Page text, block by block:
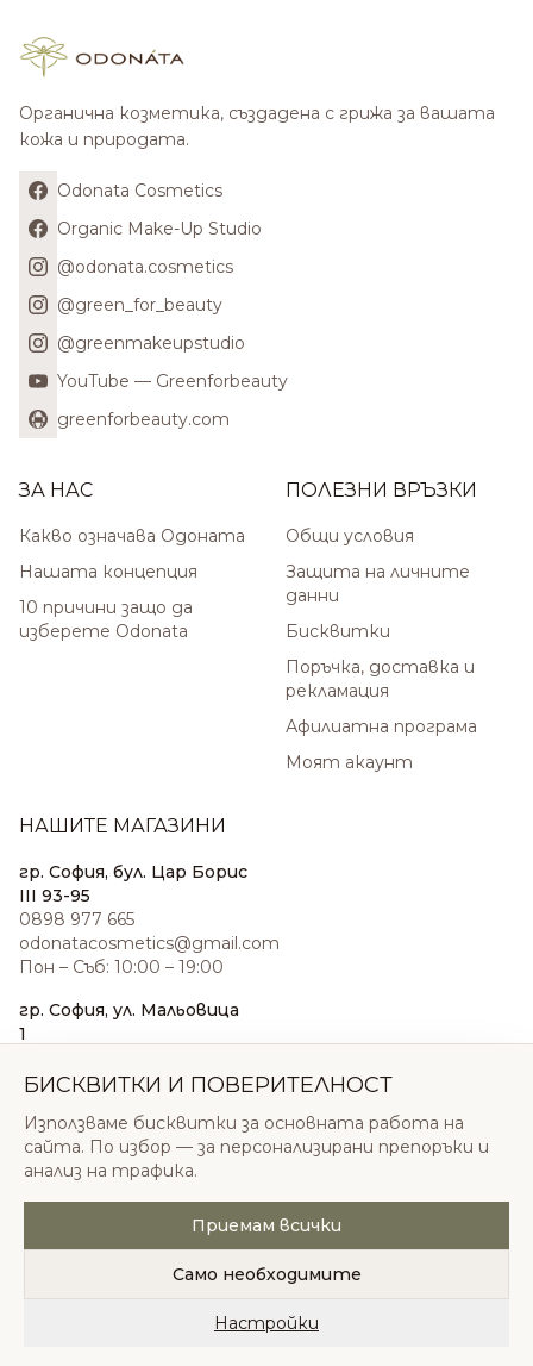
Органична козметика, създадена с грижа за вашата
кожа и природата.
Odonata Cosmetics
Organic Make-Up Studio
@odonata.cosmetics
@green_for_beauty
@greenmakeupstudio
YouTube — Greenforbeauty
greenforbeauty.com
ЗА НАС
Какво означава Одоната
Нашата концепция
10 причини защо да
изберете Odonata
ПОЛЕЗНИ ВРЪЗКИ
Общи условия
Защита на личните
данни
Бисквитки
Поръчка, доставка и
рекламация
Афилиатна програма
Моят акаунт
НАШИТЕ МАГАЗИНИ
гр. София, бул. Цар Борис
III 93-95
0898 977 665
odonatacosmetics@gmail.com
Пон – Съб: 10:00 – 19:00
гр. София, ул. Мальовица
1
sales@odonatacosmetics.com
Нед: 11:00 – 18:00
© 2026 Одоната Козметикс ООД. Всички права
запазени.
Политика за поверителностОбщи условия
БИСКВИТКИ И ПОВЕРИТЕЛНОСТ
Използваме бисквитки за основната работа на
сайта. По избор — за персонализирани препоръки и
анализ на трафика.
Приемам всички
Само необходимите
Настройки